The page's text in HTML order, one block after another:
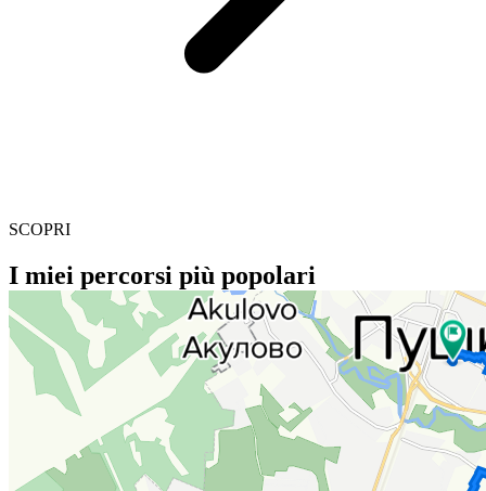
SCOPRI
I miei percorsi più popolari